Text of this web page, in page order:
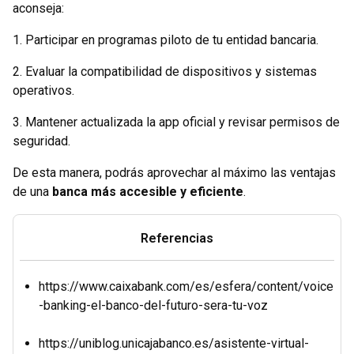
aconseja:
1. Participar en programas piloto de tu entidad bancaria.
2. Evaluar la compatibilidad de dispositivos y sistemas
operativos.
3. Mantener actualizada la app oficial y revisar permisos de
seguridad.
De esta manera, podrás aprovechar al máximo las ventajas
de una banca más accesible y eficiente.
Referencias
https://www.caixabank.com/es/esfera/content/voice
-banking-el-banco-del-futuro-sera-tu-voz
https://uniblog.unicajabanco.es/asistente-virtual-